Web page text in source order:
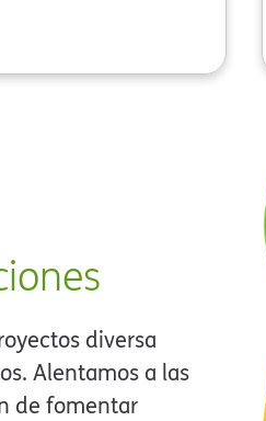
diversa
Alentamos a las
de fomentar